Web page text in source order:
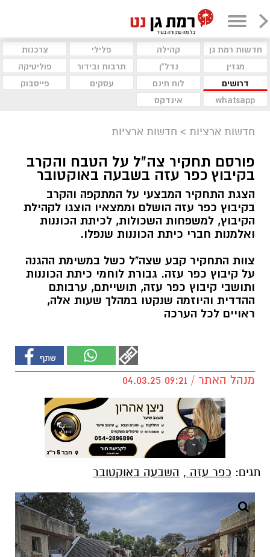
חדשות רמת גן קהילה פלילי
צרכנות
מגזין
נדל"ן תרבות ובידור
פוליטיקה
דרושים
לוח חינם עסקים
פייסבוק
whatsapp
אינדקס
חדשות ארציות > חדשות ארציות
פורסם תחקיר צה"ל על הטבח והקרב
בקיבוץ כפר עזה בשבעה באוקטובר
הצגת התחקיר המבצעי על המתקפה והקרב
בקיבוץ כפר עזה הושלם וממצאיו הוצגו לקהילת
הקיבוץ, למשפחות השכולות, לכיתת הכוננות
ואלמנות חברי כיתת הכוננות שנפלו.
צוות התחקיר קבע שצה"ל כשל במשימת ההגנה
על קיבוץ כפר עזה. גבורת לוחמי כיתת הכוננות
ותושבי קיבוץ כפר עזה, תושייתם, ערבותם
ההדדית והיוזמה שנקטו במהלך שעות אלה,
ראויים לכל הערכה
מנהל האתר / 09:21 04.03.25
תגים: כפר עזה , השבעה באוקטובר